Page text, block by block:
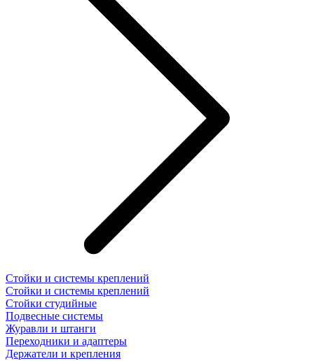
Стойки и системы креплений
Стойки и системы креплений
Стойки студийные
Подвесные системы
Журавли и штанги
Переходники и адаптеры
Держатели и крепления